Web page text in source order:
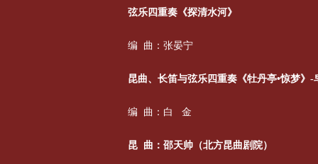
弦乐四重奏《探清水河》
编 曲：张晏宁
昆曲、长笛与弦乐四重奏《牡丹亭•惊梦》
编 曲：白 金
昆 曲：邵天帅（北方昆曲剧院）